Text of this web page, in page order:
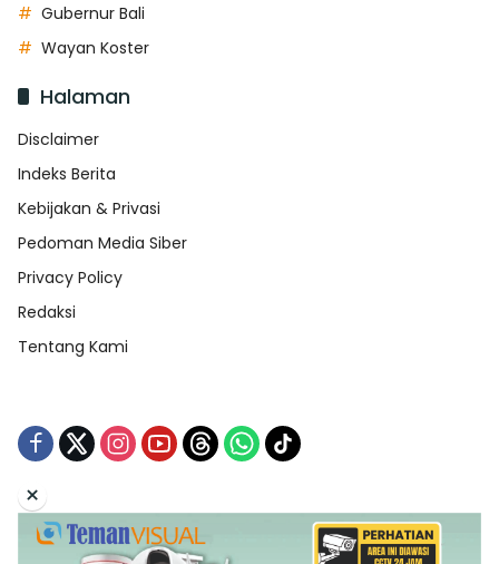
Gubernur Bali
Wayan Koster
Halaman
Disclaimer
Indeks Berita
Kebijakan & Privasi
Pedoman Media Siber
Privacy Policy
Redaksi
Tentang Kami
Tentang Kami Redaksi
Indeks Berita
Disclaimer
Pedoman Media Siber
×